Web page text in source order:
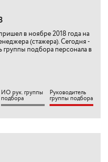
в ноябре 2018 года на
(стажера). Сегодня -
группы подбора персонала в
ИО рук. группы
подбора
Руководитель
группы подбора